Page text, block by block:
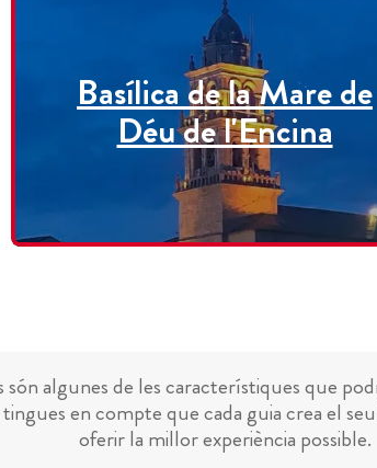
Basílica de la Mare de
Déu de l'Encina
són algunes de les característiques que
en compte que cada guia crea el
oferir la millor experiència possible.